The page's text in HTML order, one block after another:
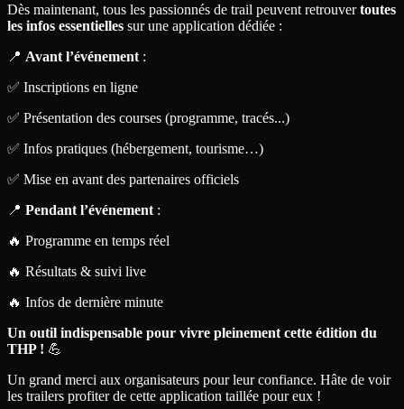
Dès maintenant, tous les passionnés de trail peuvent retrouvertoutes
les infos essentielles sur une application dédiée :
📍 Avant l’événement :
✅ Inscriptions en ligne
✅ Présentation des courses (programme, tracés...)
✅ Infos pratiques (hébergement, tourisme…)
✅ Mise en avant des partenaires officiels
📍 Pendant l’événement :
🔥 Programme en temps réel
🔥 Résultats & suivi live
🔥 Infos de dernière minute
Un outil indispensable pour vivre pleinement cette édition du
THP ! 💪
Un grand merci aux organisateurs pour leur confiance. Hâte de voir
les trailers profiter de cette application taillée pour eux !